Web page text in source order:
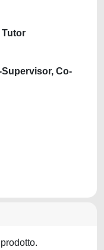
Tutor
Co-